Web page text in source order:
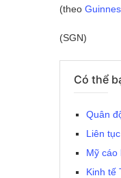
(theo
(SGN)
Có thể
Quân
Liên
Mỹ cáo
Kinh tế